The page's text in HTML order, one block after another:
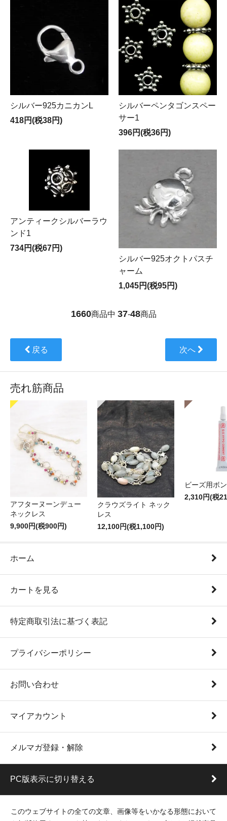
シルバー925カニカンL
418円(税38円)
シルバーペンタゴンスペー
サー1
396円(税36円)
アンティークシルバーラウ
ンド1
734円(税67円)
シルバー925オクトパスチ
ャーム
1,045円(税95円)
1660商品中 37-48商品
戻る 次へ
売れ筋商品
アフターヌーンデュー
ネックレス
9,900円(税900円)
クラウズライト ネック
レス
12,100円(税1,100円)
ビーズ用ボ
2,310円(税
ホーム
カートを見る
特定商取引法に基づく表記
プライバシーポリシー
お問い合わせ
マイアカウント
メルマガ登録・解除
PC版表示に切り替える
このウェブサイトの全ての文章、画像等をいかなる形態において